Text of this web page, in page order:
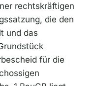
rechtskräftigen
die den
und das
für die